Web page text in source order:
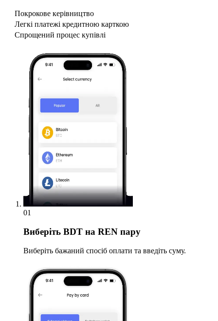
Покрокове керівництво
Легкі платежі кредитною карткою
Спрощений процес купівлі
01
Виберіть BDT на REN пару
Виберіть бажаний спосіб оплати та введіть суму.